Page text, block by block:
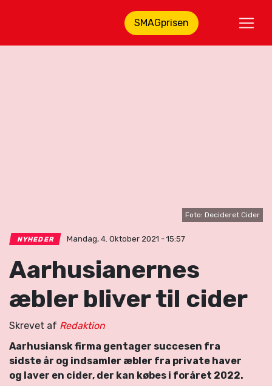
SMAGprisen
Foto: Decideret Cider
NYHEDER Mandag, 4. Oktober 2021 - 15:57
Aarhusianernes
æbler bliver til cider
Skrevet af Redaktion
Aarhusiansk firma gentager succesen fra
sidste år og indsamler æbler fra private haver
og laver en cider, der kan købes i foråret 2022.